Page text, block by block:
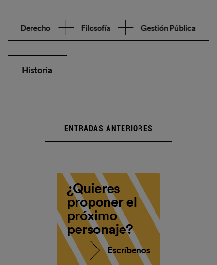
ENTRADAS ANTERIORES